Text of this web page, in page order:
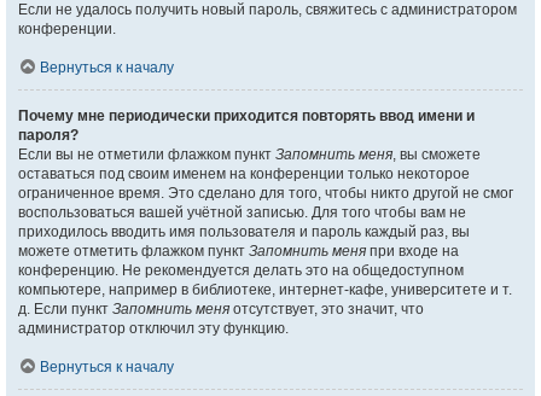
Если не удалось получить новый пароль, свяжитесь с администратором
конференции.
Вернуться к началу
Почему мне периодически приходится повторять ввод имени и
пароля?
Если вы не отметили флажком пункт Запомнить меня, вы сможете
оставаться под своим именем на конференции только некоторое
ограниченное время. Это сделано для того, чтобы никто другой не смог
воспользоваться вашей учётной записью. Для того чтобы вам не
приходилось вводить имя пользователя и пароль каждый раз, вы
можете отметить флажком пункт Запомнить меня при входе на
конференцию. Не рекомендуется делать это на общедоступном
компьютере, например в библиотеке, интернет-кафе, университете и т.
д. Если пункт Запомнить меня отсутствует, это значит, что
администратор отключил эту функцию.
Вернуться к началу